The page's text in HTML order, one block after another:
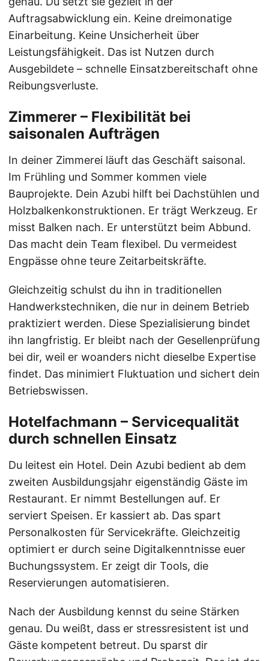
Auftragsabwicklung ein. Keine dreimonatige
Einarbeitung. Keine Unsicherheit über
Leistungsfähigkeit. Das ist Nutzen durch
Ausgebildete – schnelle Einsatzbereitschaft ohne
Reibungsverluste.
Zimmerer – Flexibilität bei
saisonalen Aufträgen
In deiner Zimmerei läuft das Geschäft saisonal.
Im Frühling und Sommer kommen viele
Bauprojekte. Dein Azubi hilft bei Dachstühlen und
Holzbalkenkonstruktionen. Er trägt Werkzeug. Er
misst Balken nach. Er unterstützt beim Abbund.
Das macht dein Team flexibel. Du vermeidest
Engpässe ohne teure Zeitarbeitskräfte.
Gleichzeitig schulst du ihn in traditionellen
Handwerkstechniken, die nur in deinem Betrieb
praktiziert werden. Diese Spezialisierung bindet
ihn langfristig. Er bleibt nach der Gesellenprüfung
bei dir, weil er woanders nicht dieselbe Expertise
findet. Das minimiert Fluktuation und sichert dein
Betriebswissen.
Hotelfachmann – Servicequalität
durch schnellen Einsatz
Du leitest ein Hotel. Dein Azubi bedient ab dem
zweiten Ausbildungsjahr eigenständig Gäste im
Restaurant. Er nimmt Bestellungen auf. Er
serviert Speisen. Er kassiert ab. Das spart
Personalkosten für Servicekräfte. Gleichzeitig
optimiert er durch seine Digitalkenntnisse euer
Buchungssystem. Er zeigt dir Tools, die
Reservierungen automatisieren.
Nach der Ausbildung kennst du seine Stärken
genau. Du weißt, dass er stressresistent ist und
Gäste kompetent betreut. Du sparst dir